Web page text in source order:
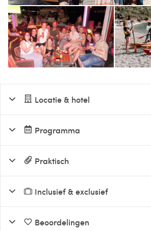
Locatie & hotel
Programma
Praktisch
Inclusief & exclusief
Beoordelingen